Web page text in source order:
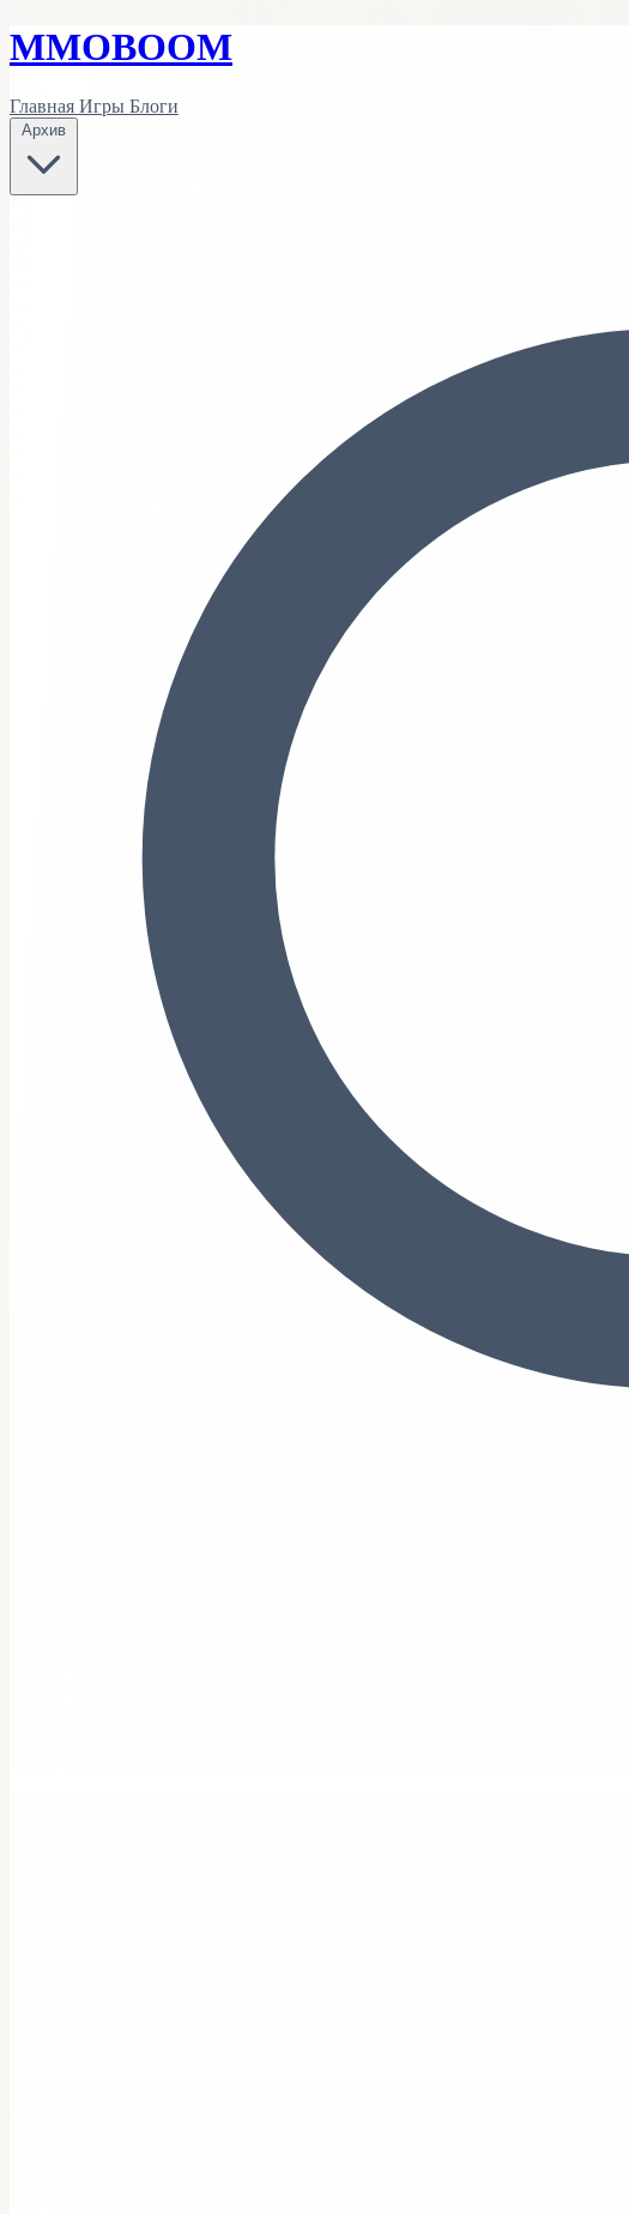
MMOBOOM
Главная Игры Блоги
Архив